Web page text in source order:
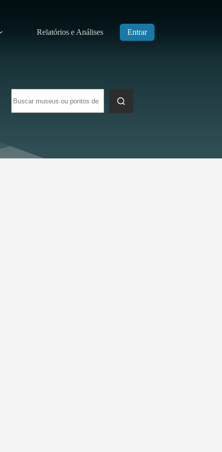
Relatórios e Análises Entrar
resultados